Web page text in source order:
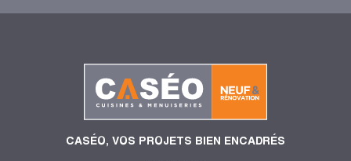
CASÉO, VOS PROJETS BIEN ENCADRÉS